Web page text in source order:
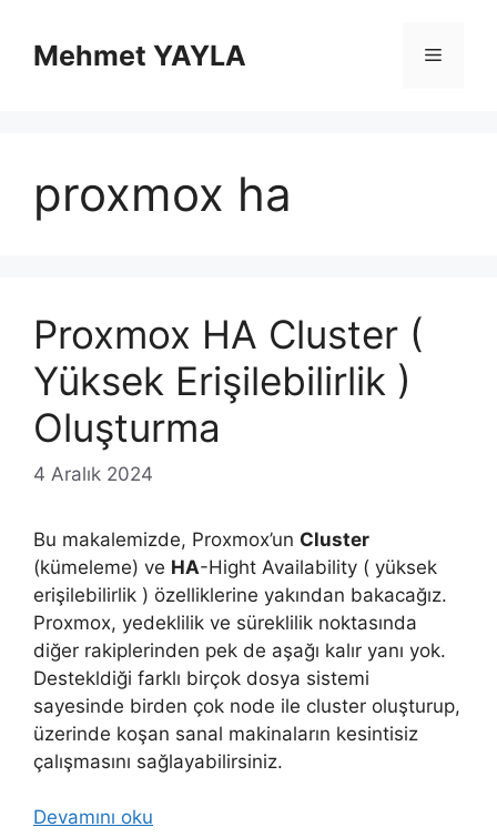
Mehmet YAYLA Menü
proxmox ha
Proxmox HA Cluster (
Yüksek Erişilebilirlik )
Oluşturma
4 Aralık 2024
Bu makalemizde, Proxmox’un Cluster
(kümeleme) ve HA-Hight Availability ( yüksek
erişilebilirlik ) özelliklerine yakından bakacağız.
Proxmox, yedeklilik ve süreklilik noktasında
diğer rakiplerinden pek de aşağı kalır yanı yok.
Destekldiği farklı birçok dosya sistemi
sayesinde birden çok node ile cluster oluşturup,
üzerinde koşan sanal makinaların kesintisiz
çalışmasını sağlayabilirsiniz.
Devamını oku